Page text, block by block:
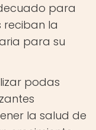
para
la
para su
podas
la salud de